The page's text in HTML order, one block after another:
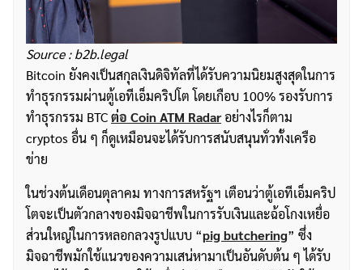
Source : b2b.legal
Bitcoin ยังคงเป็นสกุลเงินดิจิทัลที่ได้รับความนิยมสูงสุดในการ
ทำธุรกรรมผ่านตู้เอทีเอ็มคริปโต โดยเกือบ 100% รองรับการ
ทำธุรกรรม BTCต่อ Coin ATM Radarอย่างไรก็ตาม
cryptos อื่น ๆ ก็ดูเหมือนจะได้รับการสนับสนุนทั่วทั้งเครือ
ข่าย
ในช่วงต้นเดือนตุลาคม ทางการสหรัฐฯ เตือนว่าตู้เอทีเอ็มคริป
โตจะเป็นตัวกลางของมิจฉาชีพในการรับเงินและฉ้อโกงเหยื่อ
ส่วนใหญ่ในการหลอกลวงรูปแบบ “pig butchering” ซึ่ง
มิจฉาชีพมักใช้แนวของความเสน่หามาเป็นอันดับต้น ๆ ได้รับ